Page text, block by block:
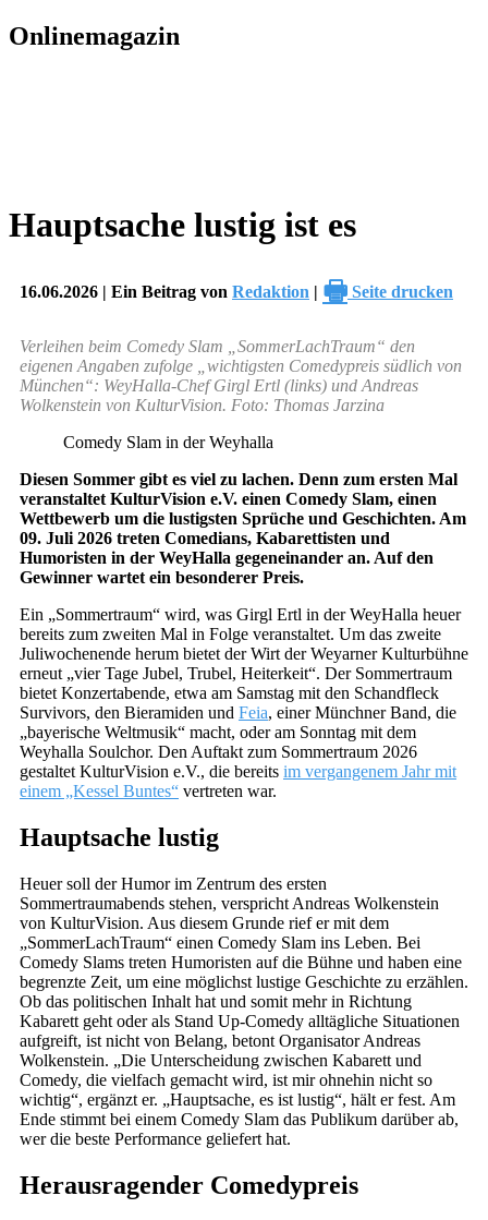
Onlinemagazin
Hauptsache lustig ist es
16.06.2026 | Ein Beitrag von Redaktion | 🖶 Seite drucken
Verleihen beim Comedy Slam „SommerLachTraum“ den
eigenen Angaben zufolge „wichtigsten Comedypreis südlich von
München“: WeyHalla-Chef Girgl Ertl (links) und Andreas
Wolkenstein von KulturVision. Foto: Thomas Jarzina
Comedy Slam in der Weyhalla
Diesen Sommer gibt es viel zu lachen. Denn zum ersten Mal
veranstaltet KulturVision e.V. einen Comedy Slam, einen
Wettbewerb um die lustigsten Sprüche und Geschichten. Am
09. Juli 2026 treten Comedians, Kabarettisten und
Humoristen in der WeyHalla gegeneinander an. Auf den
Gewinner wartet ein besonderer Preis.
Ein „Sommertraum“ wird, was Girgl Ertl in der WeyHalla heuer
bereits zum zweiten Mal in Folge veranstaltet. Um das zweite
Juliwochenende herum bietet der Wirt der Weyarner Kulturbühne
erneut „vier Tage Jubel, Trubel, Heiterkeit“. Der Sommertraum
bietet Konzertabende, etwa am Samstag mit den Schandfleck
Survivors, den Bieramiden und Feia, einer Münchner Band, die
„bayerische Weltmusik“ macht, oder am Sonntag mit dem
Weyhalla Soulchor. Den Auftakt zum Sommertraum 2026
gestaltet KulturVision e.V., die bereits im vergangenem Jahr mit
einem „Kessel Buntes“ vertreten war.
Hauptsache lustig
Heuer soll der Humor im Zentrum des ersten
Sommertraumabends stehen, verspricht Andreas Wolkenstein
von KulturVision. Aus diesem Grunde rief er mit dem
„SommerLachTraum“ einen Comedy Slam ins Leben. Bei
Comedy Slams treten Humoristen auf die Bühne und haben eine
begrenzte Zeit, um eine möglichst lustige Geschichte zu erzählen.
Ob das politischen Inhalt hat und somit mehr in Richtung
Kabarett geht oder als Stand Up-Comedy alltägliche Situationen
aufgreift, ist nicht von Belang, betont Organisator Andreas
Wolkenstein. „Die Unterscheidung zwischen Kabarett und
Comedy, die vielfach gemacht wird, ist mir ohnehin nicht so
wichtig“, ergänzt er. „Hauptsache, es ist lustig“, hält er fest. Am
Ende stimmt bei einem Comedy Slam das Publikum darüber ab,
wer die beste Performance geliefert hat.
Herausragender Comedypreis